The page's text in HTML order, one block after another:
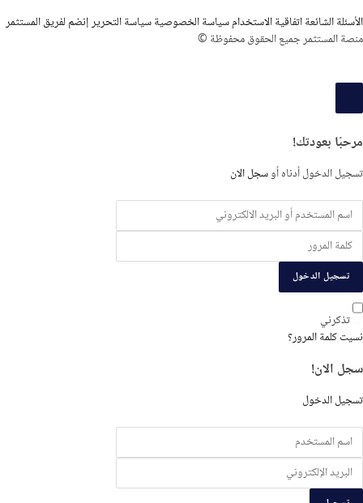
الأسئلة الشائعةاتفاقية الاستخدامسياسة الخصوصيةسياسة التحريرإنضم لفريق المستثمر
منصة المستثمر جميع الحقوق محفوظة ©
تسجيل
الدخول
التسجيل
مرحبًا بعودتك!
تسجيل الدخول أدناه أوسجل الان
تسجيل الدخول
تذكرني
نسيت كلمة المرور؟
سجل الان!
تسجيل الدخول